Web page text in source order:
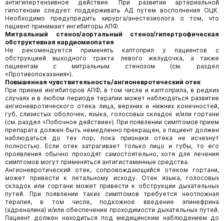
антигипертензивное действие. При развитии артериальной
гипотензии следует поддерживать АД путем восполнения ОЦК.
Необходимо предупредить хирурга/анестезиолога о том, что
пациент принимает ингибиторы АПФ.
Митральный стеноз/аортальный стеноз/гипертрофическая
обструктивная кардиомиопатия
Не рекомендуется применять каптоприл у пациентов с
обструкцией выходного тракта левого желудочка, а также
пациентам с митральным стенозом (см. раздел
«Противопоказания»).
Повышенная чувствительность/ангионевротический отек
При приеме ингибиторов АПФ, в том числе и каптоприла, в редких
случаях и в любом периоде терапии может наблюдаться развитие
ангионевротического отека лица, верхних и нижних конечностей,
губ, слизистых оболочек, языка, голосовых складок и/или гортани
(см. раздел «Побочное действие»). При появлении симптомов прием
препарата должен быть немедленно прекращен, а пациент должен
наблюдаться до тех пор, пока признаки отека не исчезнут
полностью. Если отек затрагивает только лицо и губы, то его
проявления обычно проходят самостоятельно, хотя для лечения
симптомов могут применяться антигистаминные средства.
Ангионевротический отек, сопровождающийся отеком гортани,
может привести к летальному исходу. Отек языка, голосовых
складок или гортани может привести к обструкции дыхательных
путей. При появлении таких симптомов требуется неотлож­ная
терапия, в том числе, подкожное введение эпинефрина
(адреналина) и/или обеспечение проходимости дыхательных путей.
Пациент должен находиться под медицинским наблюдением до